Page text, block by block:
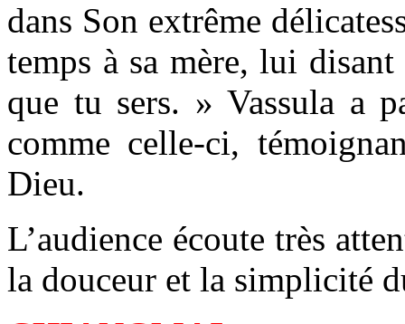
dans Son extrême
temps à sa mère, lui
que tu sers. » Vassula a
comme celle-ci,
Dieu.
L’audience écoute très
la douceur et la simplicité